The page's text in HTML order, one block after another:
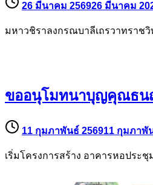
26 มีนาคม 256926 มีนาคม
มหาวชิราลงกรณบาลีเถรวาทราชวิ
ขออนุโมทนาบุญคุณธน
11 กุมภาพันธ์ 256911 กุมภาพั
เริ่มโครงการสร้าง อาคารหอประ